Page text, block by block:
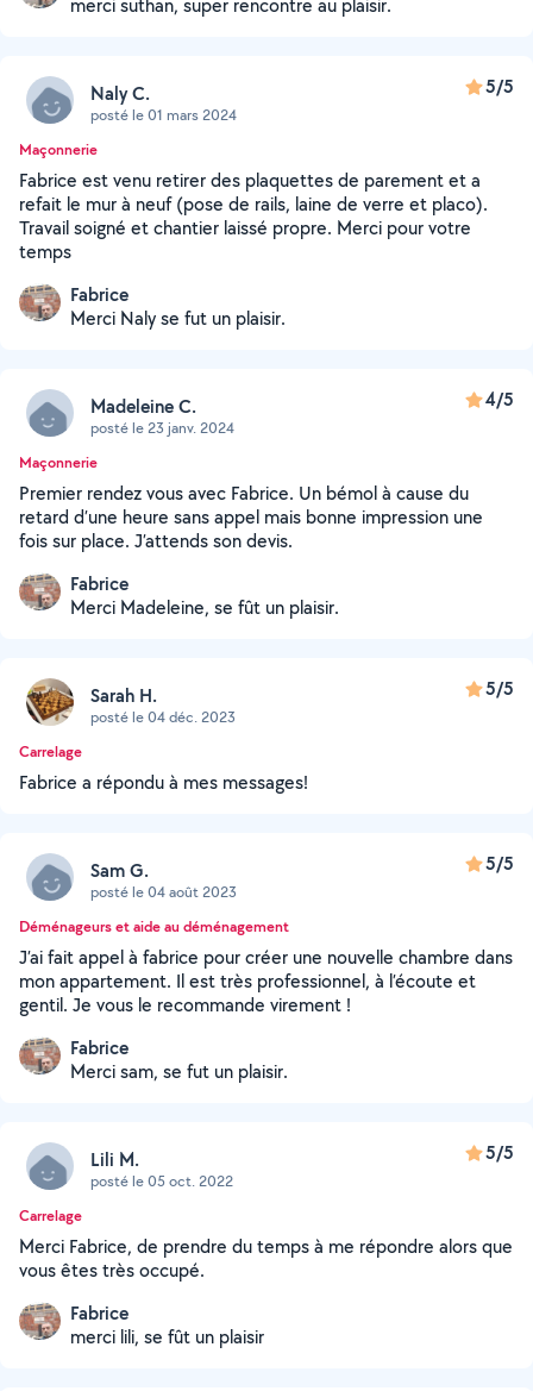
merci suthan, super rencontre au plaisir.
Naly C.
posté le 01 mars 2024
5/5
Maçonnerie
Fabrice est venu retirer des plaquettes de parement et a
refait le mur à neuf (pose de rails, laine de verre et placo).
Travail soigné et chantier laissé propre. Merci pour votre
temps
Fabrice
Merci Naly se fut un plaisir.
Madeleine C.
posté le 23 janv. 2024
4/5
Maçonnerie
Premier rendez vous avec Fabrice. Un bémol à cause du
retard d’une heure sans appel mais bonne impression une
fois sur place. J’attends son devis.
Fabrice
Merci Madeleine, se fût un plaisir.
Sarah H.
posté le 04 déc. 2023
5/5
Carrelage
Fabrice a répondu à mes messages!
Sam G.
posté le 04 août 2023
5/5
Déménageurs et aide au déménagement
J’ai fait appel à fabrice pour créer une nouvelle chambre dans
mon appartement. Il est très professionnel, à l’écoute et
gentil. Je vous le recommande virement !
Fabrice
Merci sam, se fut un plaisir.
Lili M.
posté le 05 oct. 2022
5/5
Carrelage
Merci Fabrice, de prendre du temps à me répondre alors que
vous êtes très occupé.
Fabrice
merci lili, se fût un plaisir